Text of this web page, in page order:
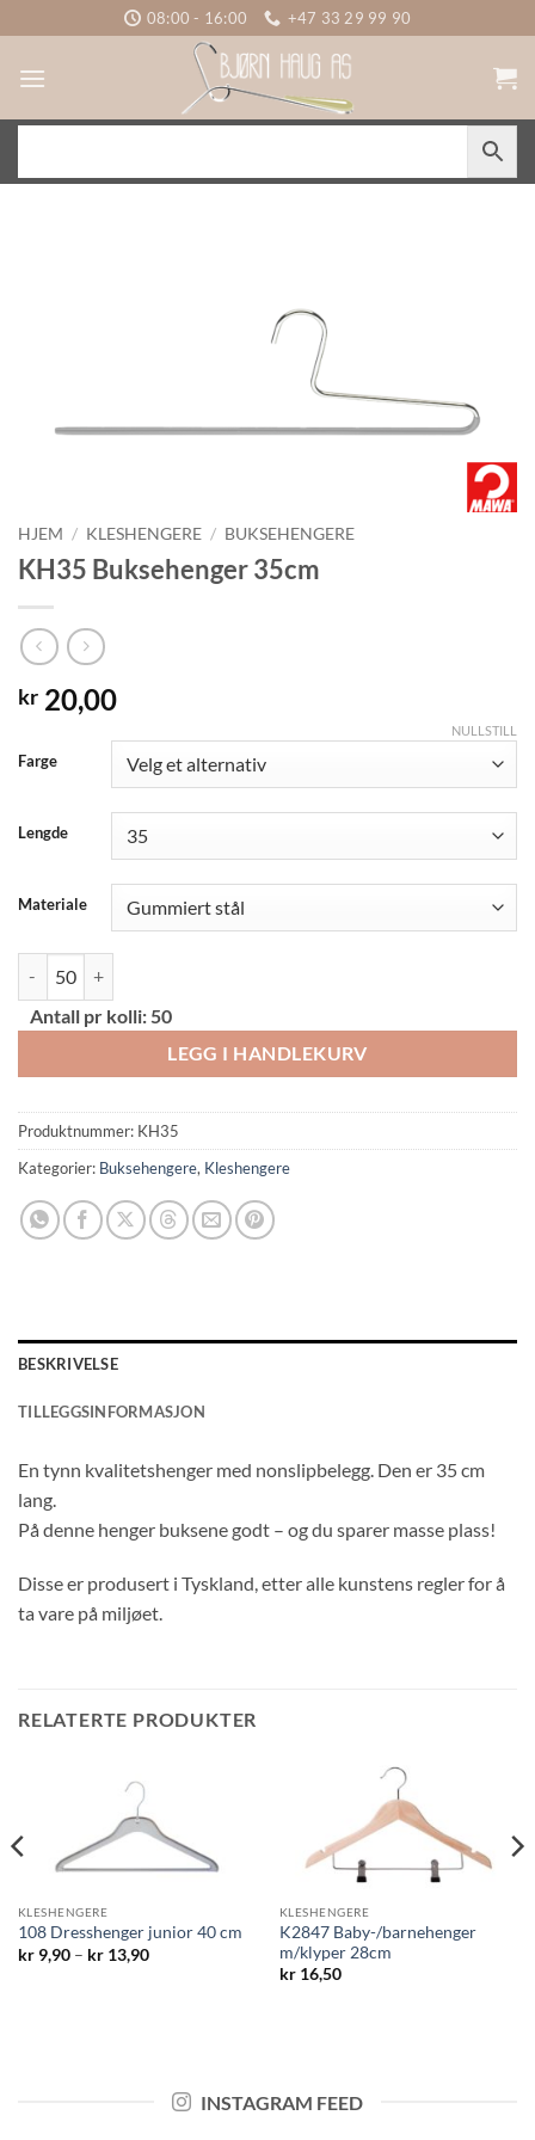
to
content
08:00 - 16:00 +47 33 29 99 90
HJEM / KLESHENGERE / BUKSEHENGERE
KH35 Buksehenger 35cm
kr 20,00
Farge
Lengde
Materiale
NULLSTILL
Antall pr kolli: 50
LEGG I HANDLEKURV
Produktnummer: KH35
Kategorier: Buksehengere, Kleshengere
BESKRIVELSE
TILLEGGSINFORMASJON
En tynn kvalitetshenger med nonslipbelegg. Den er 35 cm
lang.
På denne henger buksene godt – og du sparer masse plass!
Disse er produsert i Tyskland, etter alle kunstens regler for å
ta vare på miljøet.
RELATERTE PRODUKTER
KLESHENGERE
108 Dresshenger junior 40 cm
kr9,90 – kr13,90Prisområde:
KLESHENGERE
K2847 Baby-/barnehenger
m/klyper 28cm
kr16,50
INSTAGRAM FEED